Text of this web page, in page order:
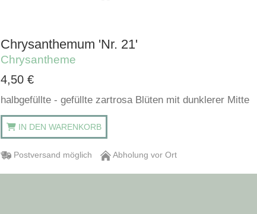
Chrysanthemum 'Nr. 21'
Chrysantheme
4,50 €
halbgefüllte - gefüllte zartrosa Blüten mit dunklerer Mitte
IN DEN WARENKORB
Postversand möglich Abholung vor Ort